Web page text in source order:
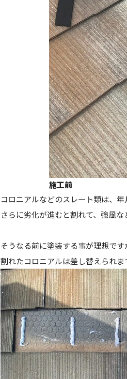
施工前
コロニアルなどのスレート類は、年
さらに劣化が進むと割れて、強風
そうなる前に塗装する事が理想で
割れたコロニアルは差し替えられ